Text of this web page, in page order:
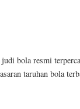
bola resmi
taruhan bola